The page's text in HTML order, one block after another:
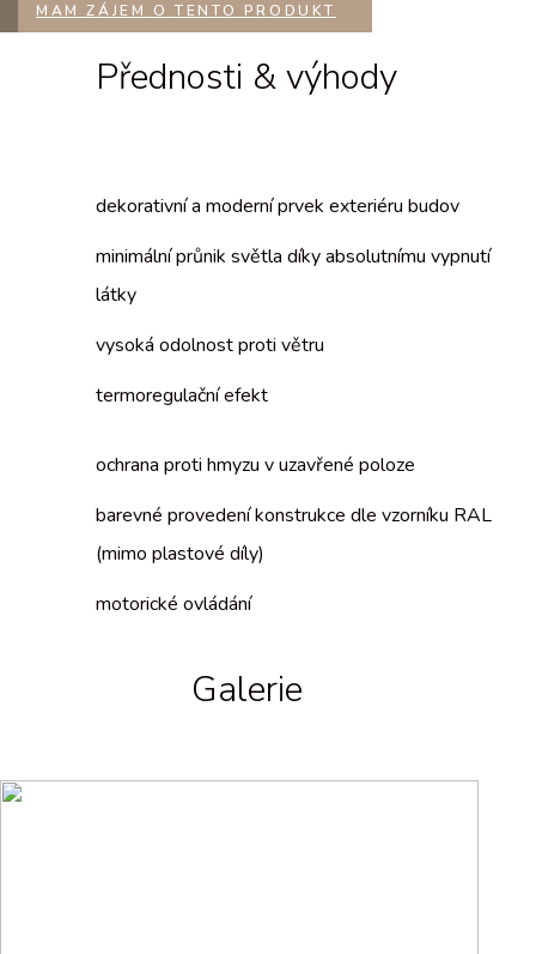
MAM ZÁJEM O TENTO PRODUKT
Přednosti & výhody
dekorativní a moderní prvek exteriéru budov
minimální průnik světla díky absolutnímu vypnutí
látky
vysoká odolnost proti větru
termoregulační efekt
ochrana proti hmyzu v uzavřené poloze
barevné provedení konstrukce dle vzorníku RAL
(mimo plastové díly)
motorické ovládání
Galerie